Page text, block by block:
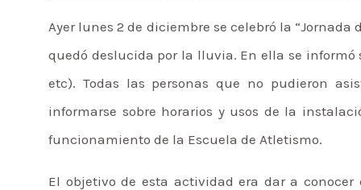
Ayer lunes 2 de diciembre se celebró la
quedó deslucida por la lluvia. En ella se
etc). Todas las personas que no pudieron
informarse sobre horarios y usos de la
funcionamiento de la Escuela de Atletismo.
El objetivo de esta actividad era dar a